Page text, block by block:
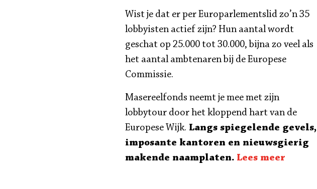
Wist je dat er per Europarlementslid zo’n 35
lobbyisten actief zijn? Hun aantal wordt
geschat op 25.000 tot 30.000, bijna zo veel als
het aantal ambtenaren bij de Europese
Commissie.
Masereelfonds neemt je mee met zijn
lobbytour door het kloppend hart van de
Europese Wijk. Langs spiegelende gevels,
imposante kantoren en nieuwsgierig
makende naamplaten. Lees meer